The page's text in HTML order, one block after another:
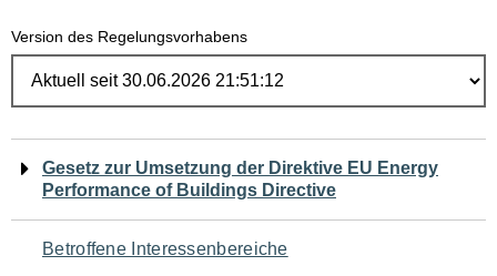
Version des Regelungsvorhabens
Navigation
für
den
Gesetz zur Umsetzung der Direktive EU Energy
Performance of Buildings Directive
Betroffene Interessenbereiche